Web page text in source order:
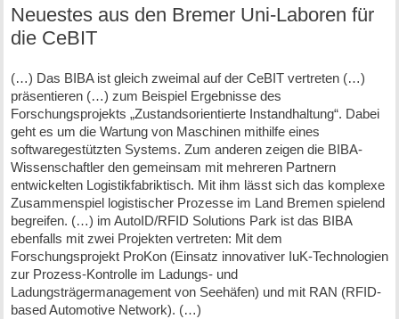
Neuestes aus den Bremer Uni-Laboren für
die CeBIT
(…) Das BIBA ist gleich zweimal auf der CeBIT vertreten (…)
präsentieren (…) zum Beispiel Ergebnisse des
Forschungsprojekts „Zustandsorientierte Instandhaltung“. Dabei
geht es um die Wartung von Maschinen mithilfe eines
softwaregestützten Systems. Zum anderen zeigen die BIBA-
Wissenschaftler den gemeinsam mit mehreren Partnern
entwickelten Logistikfabriktisch. Mit ihm lässt sich das komplexe
Zusammenspiel logistischer Prozesse im Land Bremen spielend
begreifen. (…) im AutoID/RFID Solutions Park ist das BIBA
ebenfalls mit zwei Projekten vertreten: Mit dem
Forschungsprojekt ProKon (Einsatz innovativer IuK-Technologien
zur Prozess-Kontrolle im Ladungs- und
Ladungsträgermanagement von Seehäfen) und mit RAN (RFID-
based Automotive Network). (…)